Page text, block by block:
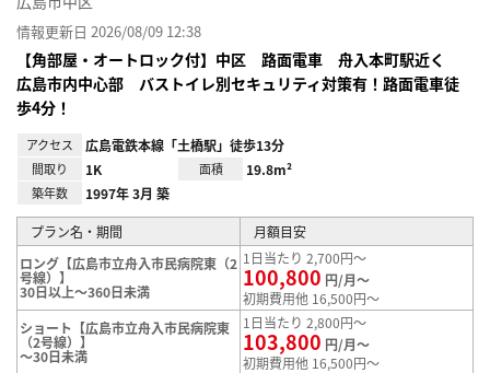
情報更新日 2026/08/09 12:38
【角部屋・オートロック付】中区 路面電車 舟入本町駅近く
広島市内中心部 バストイレ別セキュリティ対策有！路面電車徒
歩4分！
アクセス 広島電鉄本線「土橋駅」徒歩13分
間取り 1K 面積 19.8m²
築年数 1997年 3月 築
プラン名・期間
月額目安
ロング【広島市立舟入市民病院東（2
号線）】
30日以上～360日未満
1日当たり 2,700円～
100,800 円/月～
初期費用他 16,500円～
ショート【広島市立舟入市民病院東
（2号線）】
～30日未満
1日当たり 2,800円～
103,800 円/月～
初期費用他 16,500円～